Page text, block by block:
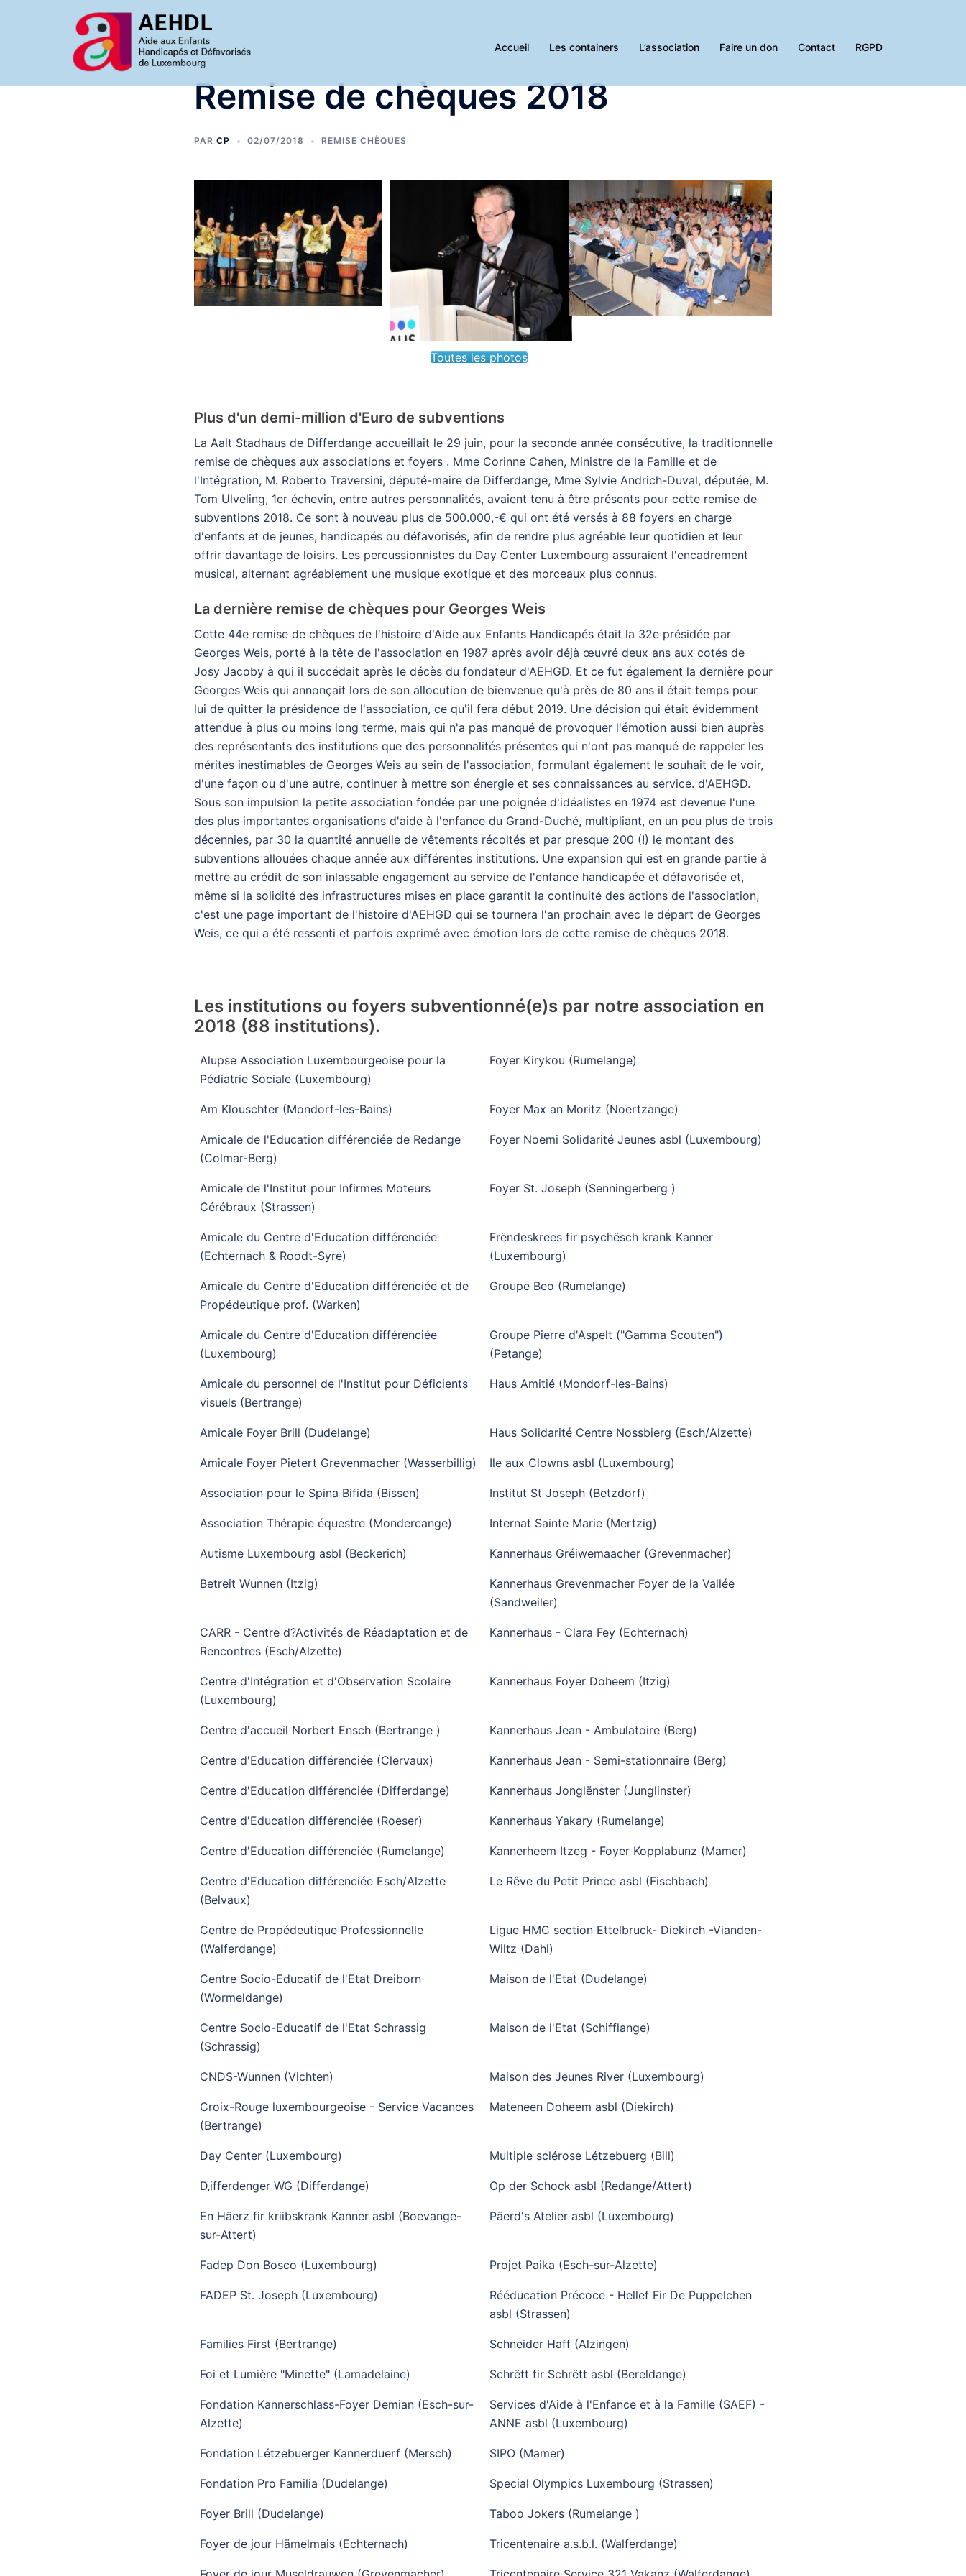
Accueil Les containers L’association Faire un don Contact RGPD
Remise de chèques 2018
PAR CP 02/07/2018 REMISE CHÈQUES
Toutes les photos
Plus d'un demi-million d'Euro de subventions
La Aalt Stadhaus de Differdange accueillait le 29 juin, pour la seconde année consécutive, la traditionnelle
remise de chèques aux associations et foyers . Mme Corinne Cahen, Ministre de la Famille et de
l'Intégration, M. Roberto Traversini, député-maire de Differdange, Mme Sylvie Andrich-Duval, députée, M.
Tom Ulveling, 1er échevin, entre autres personnalités, avaient tenu à être présents pour cette remise de
subventions 2018. Ce sont à nouveau plus de 500.000,-€ qui ont été versés à 88 foyers en charge
d'enfants et de jeunes, handicapés ou défavorisés, afin de rendre plus agréable leur quotidien et leur
offrir davantage de loisirs. Les percussionnistes du Day Center Luxembourg assuraient l'encadrement
musical, alternant agréablement une musique exotique et des morceaux plus connus.
La dernière remise de chèques pour Georges Weis
Cette 44e remise de chèques de l'histoire d'Aide aux Enfants Handicapés était la 32e présidée par
Georges Weis, porté à la tête de l'association en 1987 après avoir déjà œuvré deux ans aux cotés de
Josy Jacoby à qui il succédait après le décès du fondateur d'AEHGD. Et ce fut également la dernière pour
Georges Weis qui annonçait lors de son allocution de bienvenue qu'à près de 80 ans il était temps pour
lui de quitter la présidence de l'association, ce qu'il fera début 2019. Une décision qui était évidemment
attendue à plus ou moins long terme, mais qui n'a pas manqué de provoquer l'émotion aussi bien auprès
des représentants des institutions que des personnalités présentes qui n'ont pas manqué de rappeler les
mérites inestimables de Georges Weis au sein de l'association, formulant également le souhait de le voir,
d'une façon ou d'une autre, continuer à mettre son énergie et ses connaissances au service. d'AEHGD.
Sous son impulsion la petite association fondée par une poignée d'idéalistes en 1974 est devenue l'une
des plus importantes organisations d'aide à l'enfance du Grand-Duché, multipliant, en un peu plus de trois
décennies, par 30 la quantité annuelle de vêtements récoltés et par presque 200 (!) le montant des
subventions allouées chaque année aux différentes institutions. Une expansion qui est en grande partie à
mettre au crédit de son inlassable engagement au service de l'enfance handicapée et défavorisée et,
même si la solidité des infrastructures mises en place garantit la continuité des actions de l'association,
c'est une page important de l'histoire d'AEHGD qui se tournera l'an prochain avec le départ de Georges
Weis, ce qui a été ressenti et parfois exprimé avec émotion lors de cette remise de chèques 2018.
Les institutions ou foyers subventionné(e)s par notre association en
2018 (88 institutions).
Alupse Association Luxembourgeoise pour la
Pédiatrie Sociale (Luxembourg)
Foyer Kirykou (Rumelange)
Am Klouschter (Mondorf-les-Bains) Foyer Max an Moritz (Noertzange)
Amicale de l'Education différenciée de Redange
(Colmar-Berg)
Foyer Noemi Solidarité Jeunes asbl (Luxembourg)
Amicale de l'Institut pour Infirmes Moteurs
Cérébraux (Strassen)
Foyer St. Joseph (Senningerberg )
Amicale du Centre d'Education différenciée
(Echternach & Roodt-Syre)
Frëndeskrees fir psychësch krank Kanner
(Luxembourg)
Amicale du Centre d'Education différenciée et de
Propédeutique prof. (Warken)
Groupe Beo (Rumelange)
Amicale du Centre d'Education différenciée
(Luxembourg)
Groupe Pierre d'Aspelt ("Gamma Scouten")
(Petange)
Amicale du personnel de l'Institut pour Déficients
visuels (Bertrange)
Haus Amitié (Mondorf-les-Bains)
Amicale Foyer Brill (Dudelange) Haus Solidarité Centre Nossbierg (Esch/Alzette)
Amicale Foyer Pietert Grevenmacher (Wasserbillig) Ile aux Clowns asbl (Luxembourg)
Association pour le Spina Bifida (Bissen) Institut St Joseph (Betzdorf)
Association Thérapie équestre (Mondercange) Internat Sainte Marie (Mertzig)
Autisme Luxembourg asbl (Beckerich) Kannerhaus Gréiwemaacher (Grevenmacher)
Betreit Wunnen (Itzig)
Kannerhaus Grevenmacher Foyer de la Vallée
(Sandweiler)
CARR - Centre d?Activités de Réadaptation et de
Rencontres (Esch/Alzette)
Kannerhaus - Clara Fey (Echternach)
Centre d'Intégration et d'Observation Scolaire
(Luxembourg)
Kannerhaus Foyer Doheem (Itzig)
Centre d'accueil Norbert Ensch (Bertrange ) Kannerhaus Jean - Ambulatoire (Berg)
Centre d'Education différenciée (Clervaux) Kannerhaus Jean - Semi-stationnaire (Berg)
Centre d'Education différenciée (Differdange) Kannerhaus Jonglënster (Junglinster)
Centre d'Education différenciée (Roeser) Kannerhaus Yakary (Rumelange)
Centre d'Education différenciée (Rumelange) Kannerheem Itzeg - Foyer Kopplabunz (Mamer)
Centre d'Education différenciée Esch/Alzette
(Belvaux)
Le Rêve du Petit Prince asbl (Fischbach)
Centre de Propédeutique Professionnelle
(Walferdange)
Ligue HMC section Ettelbruck- Diekirch -Vianden-
Wiltz (Dahl)
Centre Socio-Educatif de l'Etat Dreiborn
(Wormeldange)
Maison de l'Etat (Dudelange)
Centre Socio-Educatif de l'Etat Schrassig
(Schrassig)
Maison de l'Etat (Schifflange)
CNDS-Wunnen (Vichten) Maison des Jeunes River (Luxembourg)
Croix-Rouge luxembourgeoise - Service Vacances
(Bertrange)
Mateneen Doheem asbl (Diekirch)
Day Center (Luxembourg) Multiple sclérose Létzebuerg (Bill)
D‚ifferdenger WG (Differdange) Op der Schock asbl (Redange/Attert)
En Häerz fir kriibskrank Kanner asbl (Boevange-
sur-Attert)
Päerd's Atelier asbl (Luxembourg)
Fadep Don Bosco (Luxembourg) Projet Paika (Esch-sur-Alzette)
FADEP St. Joseph (Luxembourg)
Rééducation Précoce - Hellef Fir De Puppelchen
asbl (Strassen)
Families First (Bertrange) Schneider Haff (Alzingen)
Foi et Lumière "Minette" (Lamadelaine) Schrëtt fir Schrëtt asbl (Bereldange)
Fondation Kannerschlass-Foyer Demian (Esch-sur-
Alzette)
Services d'Aide à l'Enfance et à la Famille (SAEF) -
ANNE asbl (Luxembourg)
Fondation Létzebuerger Kannerduerf (Mersch) SIPO (Mamer)
Fondation Pro Familia (Dudelange) Special Olympics Luxembourg (Strassen)
Foyer Brill (Dudelange) Taboo Jokers (Rumelange )
Foyer de jour Hämelmais (Echternach) Tricentenaire a.s.b.l. (Walferdange)